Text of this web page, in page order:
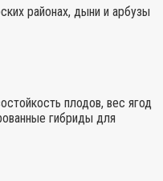
районах, дыни и арбузы
плодов, вес ягод
гибриды для